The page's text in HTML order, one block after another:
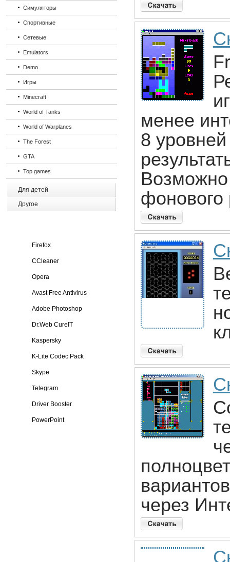
Симуляторы
Спортивные
Сетевые
Emulators
Demo
Игры
Minecraft
World of Tanks
World of Warplanes
The Forest
GTA
Top games
Для детей
Другое
Firefox
CCleaner
Opera
Avast Free Antivirus
Adobe Photoshop
Dr.Web CureIT
Kaspersky
K-Lite Codec Pack
Skype
Telegram
Driver Booster
PowerPoint
менее
8
фонового
через